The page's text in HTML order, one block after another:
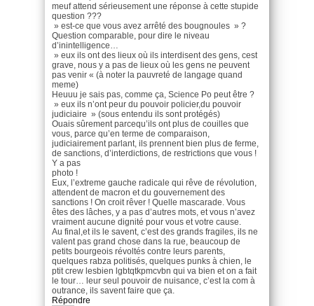
meuf attend sérieusement une réponse à cette stupide
question ???
» est-ce que vous avez arrêté des bougnoules » ?
Question comparable, pour dire le niveau
d’inintelligence…
» eux ils ont des lieux où ils interdisent des gens, cest
grave, nous y a pas de lieux où les gens ne peuvent
pas venir « (à noter la pauvreté de langage quand
meme)
Heuuu je sais pas, comme ça, Science Po peut être ?
» eux ils n’ont peur du pouvoir policier,du pouvoir
judiciaire » (sous entendu ils sont protégés)
Ouais sûrement parcequ’ils ont plus de couilles que
vous, parce qu’en terme de comparaison,
judiciairement parlant, ils prennent bien plus de ferme,
de sanctions, d’interdictions, de restrictions que vous !
Y a pas
photo !
Eux, l’extreme gauche radicale qui rêve de révolution,
attendent de macron et du gouvernement des
sanctions ! On croit rêver ! Quelle mascarade. Vous
êtes des lâches, y a pas d’autres mots, et vous n’avez
vraiment aucune dignité pour vous et votre cause.
Au final,et ils le savent, c’est des grands fragiles, ils ne
valent pas grand chose dans la rue, beaucoup de
petits bourgeois révoltés contre leurs parents,
quelques rabza politisés, quelques punks à chien, le
ptit crew lesbien lgbtqtkpmcvbn qui va bien et on a fait
le tour… leur seul pouvoir de nuisance, c’est la com à
outrance, ils savent faire que ça.
Répondre